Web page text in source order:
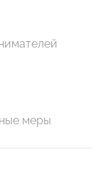
меры